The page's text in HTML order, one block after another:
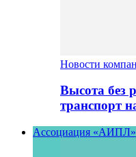
Новости
Высота без
транспорт
Ассоциация «АИПЛ»